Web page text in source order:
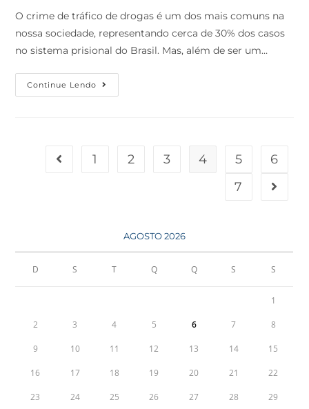
O crime de tráfico de drogas é um dos mais comuns na
nossa sociedade, representando cerca de 30% dos casos
no sistema prisional do Brasil. Mas, além de ser um…
Continue Lendo
1 2 3 4 5
6
7
AGOSTO 2026
D S T Q Q S S
1
2 3 4 5 6 7 8
9 10 11 12 13 14 15
16 17 18 19 20 21 22
23 24 25 26 27 28 29